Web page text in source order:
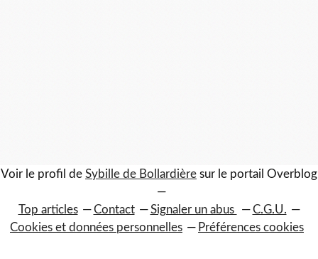
Voir le profil de Sybille de Bollardière sur le portail Overblog
Top articles Contact Signaler un abus
C.G.U.
Cookies et données personnelles
Préférences cookies